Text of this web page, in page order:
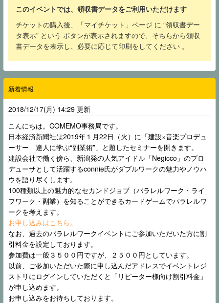
このイベントでは、領収書データをご利用いただけます
チケットの購入後、「マイチケット」ページ に “領収書デー
タ表示” という ボタンが表示されますので、そちらから領収
書データを表示し、必要に応じて印刷をしてください 。
新着情報
2018/12/17(月) 14:29 更新
こんにちは。COMEMO事務局です。
日本経済新聞社は2019年１月22日（火）に「建設×音楽プロデュ
ーサー 達人に学ぶ“副業術”」と題したセミナーを開きます。
建設会社で働く傍ら、新潟発の人気アイドル「Negicco」のプロ
デューサとして活躍するconnie氏がダブルワークの魅力やノウハ
ウを語り尽くします。
100種類以上の魅力的なセカンドジョブ（パラレルワーク・ライ
フワーク・副業）を知ることができるカードゲームでパラレルワ
ークを考えます。
お申し込みはこちら。
なお、過去のパラレルワークイベントにご参加いただいた方に割
引料金を設定しております。
参加費は一般３５００円ですが、２５００円としています。
以前、ご参加いただいた際に申し込んだアドレスでイベントレジ
ストリにログインしていただくと「リピーター様向け割引料金」
が申し込めます。
お申し込みをお待ちしております。